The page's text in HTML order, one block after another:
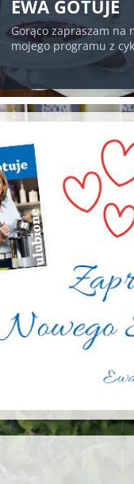
EWA GOTUJE
Gorąco zapraszam na
mojego programu z